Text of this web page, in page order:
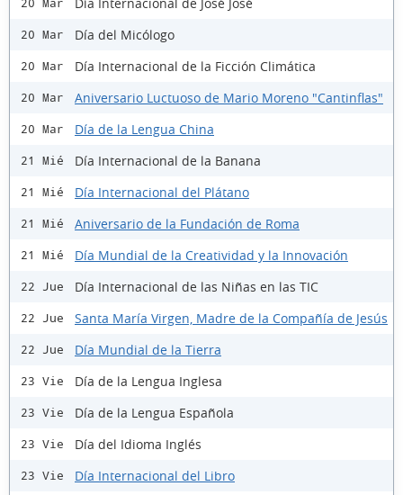
20 Mar
20 Mar Día del Micólogo
20 Mar Día Internacional de la Ficción Climática
20 Mar Aniversario Luctuoso de Mario Moreno "Cantinflas"
20 Mar Día de la Lengua China
21 Mié Día Internacional de la Banana
21 Mié Día Internacional del Plátano
21 Mié Aniversario de la Fundación de Roma
21 Mié Día Mundial de la Creatividad y la Innovación
22 Jue Día Internacional de las Niñas en las TIC
22 Jue Santa María Virgen, Madre de la Compañía de Jesús
22 Jue Día Mundial de la Tierra
23 Vie Día de la Lengua Inglesa
23 Vie Día de la Lengua Española
23 Vie Día del Idioma Inglés
23 Vie Día Internacional del Libro